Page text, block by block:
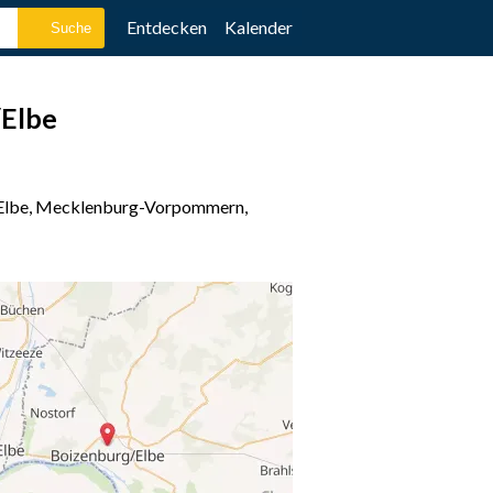
Entdecken Kalender
Mecklenburg-Vorpommern,